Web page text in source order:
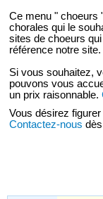
Ce menu " choeurs
chorales qui le
sites de choeurs
référence notre site.
Si vous souhaitez,
pouvons vous
un prix raisonnable.
Vous désirez
Contactez-nous